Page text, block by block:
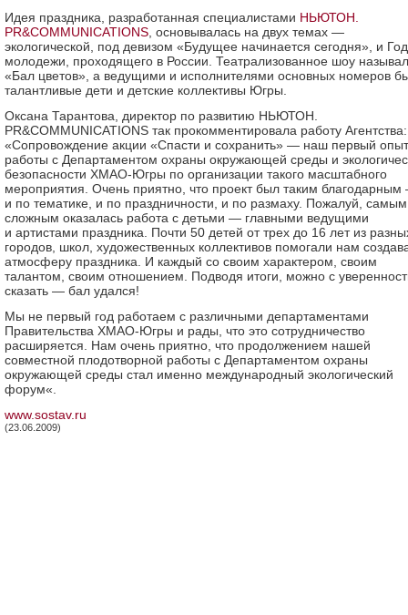
Идея праздника, разработанная специалистами НЬЮТОН.
PR&COMMUNICATIONS , основывалась на двух темах —
экологической, под девизом «Будущее начинается сегодня», и
молодежи, проходящего в России. Театрализованное шоу
«Бал цветов», а ведущими и исполнителями основных номеров
талантливые дети и детские коллективы Югры.
Оксана Тарантова, директор по развитию НЬЮТОН.
PR&COMMUNICATIONS так прокомментировала работу Агентства:
«Сопровождение акции «Спасти и сохранить» — наш первый опыт
работы с Департаментом охраны окружающей среды и
безопасности ХМАО-Югры по организации такого масштабного
мероприятия. Очень приятно, что проект был таким
и по тематике, и по праздничности, и по размаху. Пожалуй, самым
сложным оказалась работа с детьми — главными ведущими
и артистами праздника. Почти 50 детей от трех до 16 лет из
городов, школ, художественных коллективов помогали нам
атмосферу праздника. И каждый со своим характером, своим
талантом, своим отношением. Подводя итоги, можно с
сказать — бал удался!
Мы не первый год работаем с различными департаментами
Правительства ХМАО-Югры и рады, что это сотрудничество
расширяется. Нам очень приятно, что продолжением нашей
совместной плодотворной работы с Департаментом охраны
окружающей среды стал именно международный экологический
форум«.
www.sostav.ru
(23.06.2009)